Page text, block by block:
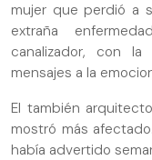
mujer que perdió a
extraña
canalizador, con
mensajes a la
El también
mostró más
había advertido